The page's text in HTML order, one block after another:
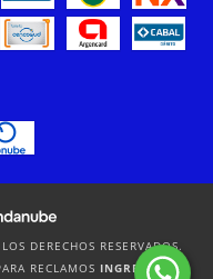
DERECHOS RESERVADOS.
RECLAMOS INGRESÁ ACÁ.